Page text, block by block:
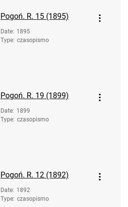
Pogoń. R. 15 (1895)
Date: 1895
Type: czasopismo
Pogoń. R. 19 (1899)
Date: 1899
Type: czasopismo
Pogoń. R. 12 (1892)
Date: 1892
Type: czasopismo